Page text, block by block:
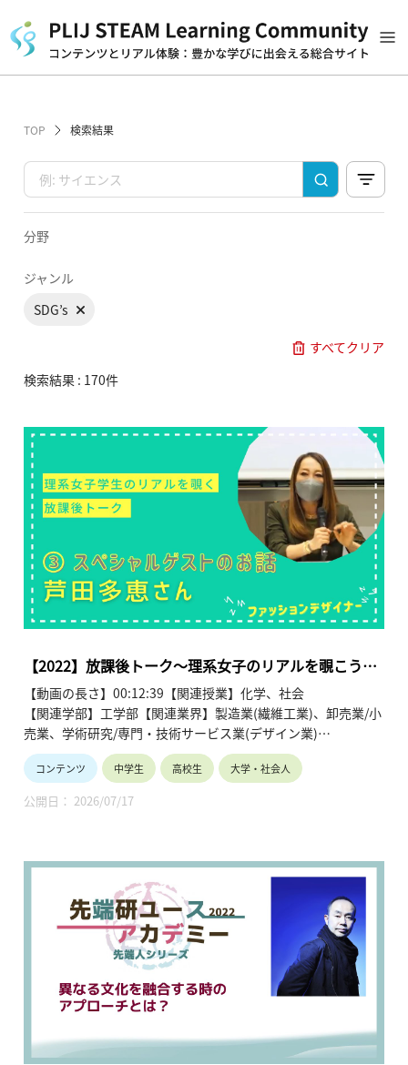
TOP 検索結果
分野
ジャンル
SDG’s
すべてクリア
検索結果 : 170件
【2022】放課後トーク～理系女子のリアルを覗こう～
第２弾③スペシャルゲスト 芦田多恵さん
【動画の長さ】00:12:39【関連授業】化学、社会
【関連学部】工学部【関連業界】製造業(繊維工業)、卸売業/小
売業、学術研究/専門・技術サービス業(デザイン業)
講師：芦田多恵（ファッションデザイナー）
日本を代表するメゾン「ジュンアシダ」のクリエイティブディ
教育背景やデザイナーとしてのキャリアを紹介しつつ、現代の
衣服づくりにおいて科学技術が不可欠であることを強調してい
ます。特に、SDGsへの取り組みが求められる中、環境負荷を
低減するための新素材開発や、化学反応を応用した特殊な生地
加工技術、熱を用いた精密な裁断手法など、素材工学としての
側面を解説しています。また、最新の映像技術である「ボリュ
メトリックビデオシステム」を活用したメタバース内でのファ
ッションショーについても触れ、実写とCGを融合させた新し
い表現の可能性を提示。伝統を重んじながらも最新のテクノロ
ジーを積極的に取り入れる「伝統と革新」の姿勢を通じて、理
コンテンツ 中学生 高校生 大学・社会人
公開日： 2026/07/17